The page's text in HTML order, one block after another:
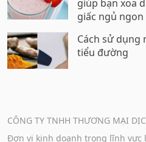
giúp bạn xoa
giấc ngủ ngon
Cách sử dụng
tiểu đường
CÔNG TY TNHH THƯƠNG MẠI
Đơn vị kinh doanh trong lĩnh vực